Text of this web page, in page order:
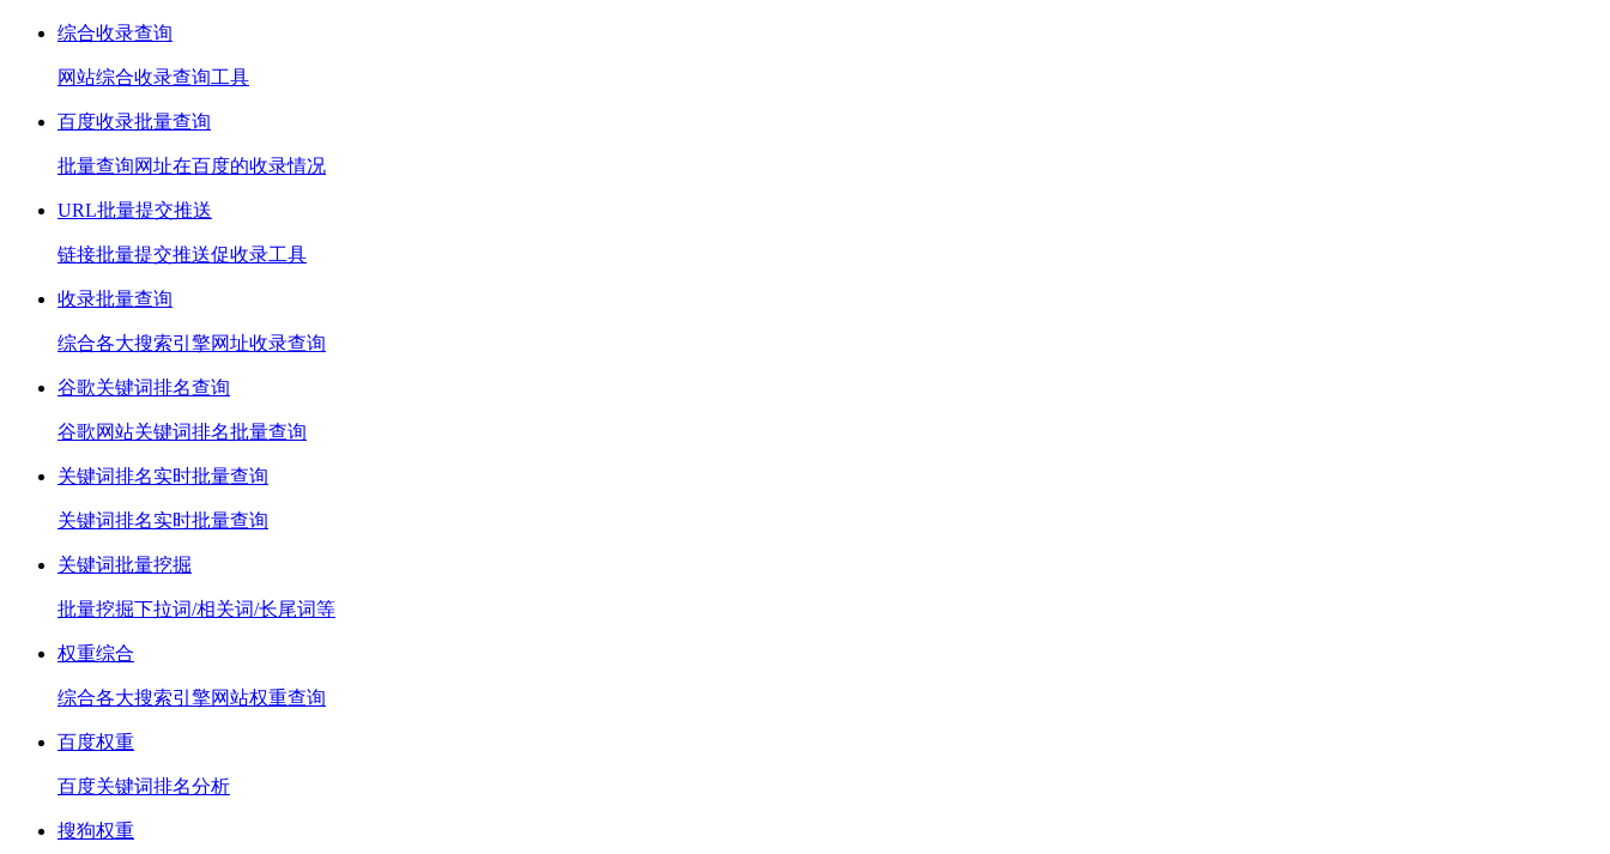
综合收录查询
网站综合收录查询工具
百度收录批量查询
批量查询网址在百度的收录情况
URL批量提交推送
链接批量提交推送促收录工具
收录批量查询
综合各大搜索引擎网址收录查询
谷歌关键词排名查询
谷歌网站关键词排名批量查询
关键词排名实时批量查询
关键词排名实时批量查询
关键词批量挖掘
批量挖掘下拉词/相关词/长尾词等
权重综合
综合各大搜索引擎网站权重查询
百度权重
百度关键词排名分析
搜狗权重